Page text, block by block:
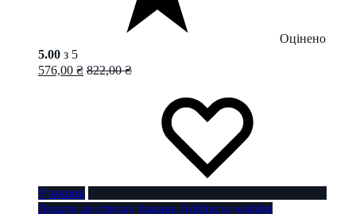
Оцінено
5.00 з 5
576,00 ₴ 822,00₴
У кошик
Додати до списку бажань Adding to wishlist